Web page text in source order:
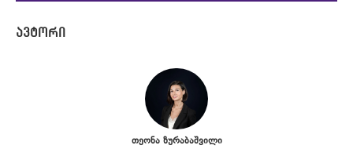
თეონა ზურაბაშვილი